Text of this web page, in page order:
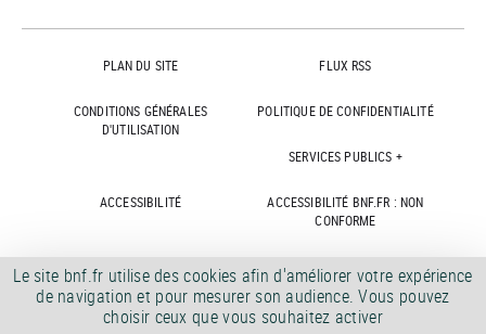
PLAN DU SITE FLUX RSS
CONDITIONS GÉNÉRALES
D'UTILISATION
POLITIQUE DE CONFIDENTIALITÉ
SERVICES PUBLICS +
ACCESSIBILITÉ
ACCESSIBILITÉ BNF.FR : NON
CONFORME
MARCHÉS PUBLICS OFFRES D'EMPLOI
DÉMATÉRIALISATION FACTURES CRÉDITS
Le site bnf.fr utilise des cookies afin d'améliorer votre expérience
de navigation et pour mesurer son audience. Vous pouvez
choisir ceux que vous souhaitez activer